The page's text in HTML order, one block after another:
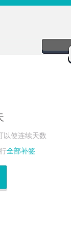
以使连续天数
全部补签